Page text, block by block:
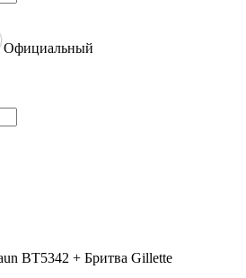
Официальный
BT5342 + Бритва Gillette